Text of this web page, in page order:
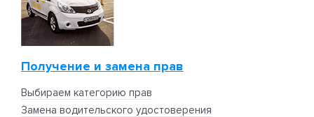
Получение и замена прав
Выбираем категорию прав
Замена водительского удостоверения